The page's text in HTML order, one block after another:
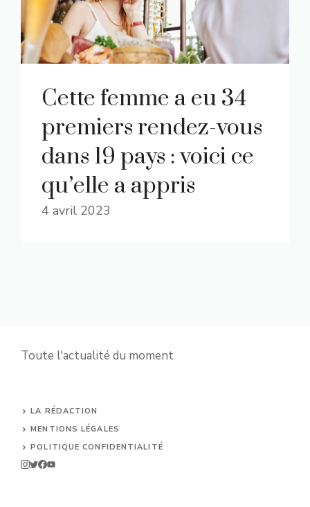
Cette femme a eu 34
premiers rendez-vous
dans 19 pays : voici ce
qu’elle a appris
4 avril 2023
Toute l'actualité du moment
LA RÉDACTION
MENTIONS LÉGALES
POLITIQUE CONFIDENTIALITÉ